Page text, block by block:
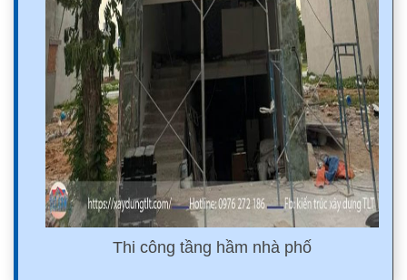
Thi công tầng hầm nhà phố